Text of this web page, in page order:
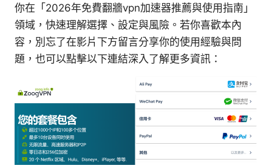
你在「2026年免費翻牆vpn加速器推薦與使用指南」
領域，快速理解選擇、設定與風險。若你喜歡本內
容，別忘了在影片下方留言分享你的使用經驗與問
題，也可以點擊以下連結深入了解更多資訊：